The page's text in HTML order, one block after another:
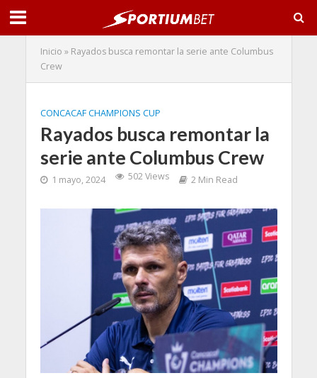
Inicio » Rayados busca remontar la serie ante Columbus
Crew
CONCACAF CHAMPIONS CUP
Rayados busca remontar la
serie ante Columbus Crew
1 mayo, 2024 502 Views 2 Min Read